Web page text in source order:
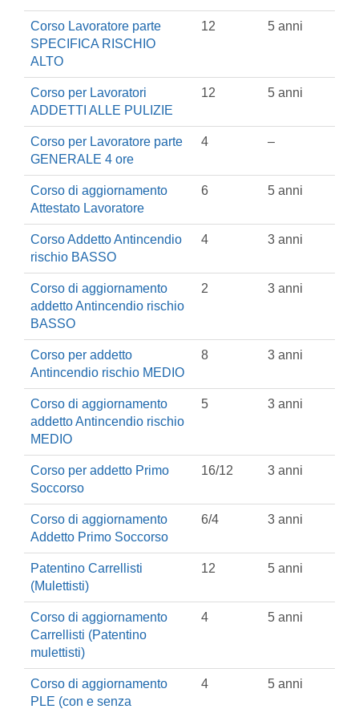
Corso Lavoratore parte
SPECIFICA RISCHIO
ALTO
12 5 anni
Corso per Lavoratori
ADDETTI ALLE PULIZIE
12 5 anni
Corso per Lavoratore parte
GENERALE 4 ore
4 –
Corso di aggiornamento
Attestato Lavoratore
6 5 anni
Corso Addetto Antincendio
rischio BASSO
4 3 anni
Corso di aggiornamento
addetto Antincendio rischio
BASSO
2 3 anni
Corso per addetto
Antincendio rischio MEDIO
8 3 anni
Corso di aggiornamento
addetto Antincendio rischio
MEDIO
5 3 anni
Corso per addetto Primo
Soccorso
16/12 3 anni
Corso di aggiornamento
Addetto Primo Soccorso
6/4 3 anni
Patentino Carrellisti
(Mulettisti)
12 5 anni
Corso di aggiornamento
Carrellisti (Patentino
mulettisti)
4 5 anni
Corso di aggiornamento
PLE (con e senza
4 5 anni